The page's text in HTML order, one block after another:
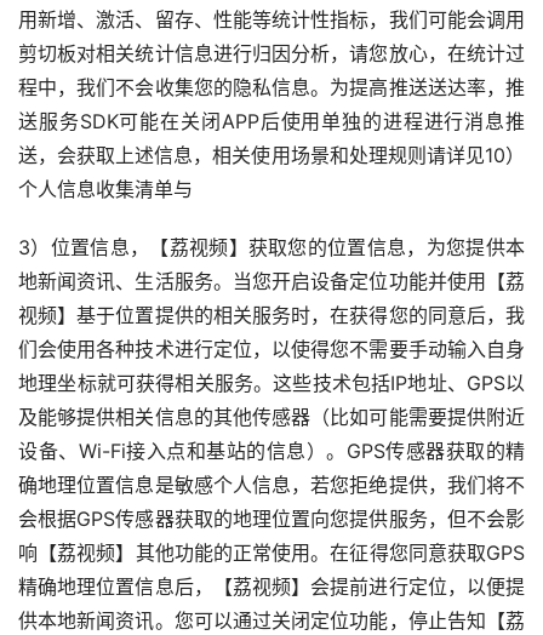
用新增、激活、留存、性能等统计性指标，我们可能会调用
剪切板对相关统计信息进行归因分析，请您放心，在统计过
程中，我们不会收集您的隐私信息。为提高推送送达率，推
送服务SDK可能在关闭APP后使用单独的进程进行消息推
送，会获取上述信息，相关使用场景和处理规则请详见10）
个人信息收集清单与
3）位置信息，【荔视频】获取您的位置信息，为您提供本
地新闻资讯、生活服务。当您开启设备定位功能并使用【荔
视频】基于位置提供的相关服务时，在获得您的同意后，我
们会使用各种技术进行定位，以使得您不需要手动输入自身
地理坐标就可获得相关服务。这些技术包括IP地址、GPS以
及能够提供相关信息的其他传感器（比如可能需要提供附近
设备、Wi-Fi接入点和基站的信息）。GPS传感器获取的精
确地理位置信息是敏感个人信息，若您拒绝提供，我们将不
会根据GPS传感器获取的地理位置向您提供服务，但不会影
响【荔视频】其他功能的正常使用。在征得您同意获取GPS
精确地理位置信息后，【荔视频】会提前进行定位，以便提
供本地新闻资讯。您可以通过关闭定位功能，停止告知【荔